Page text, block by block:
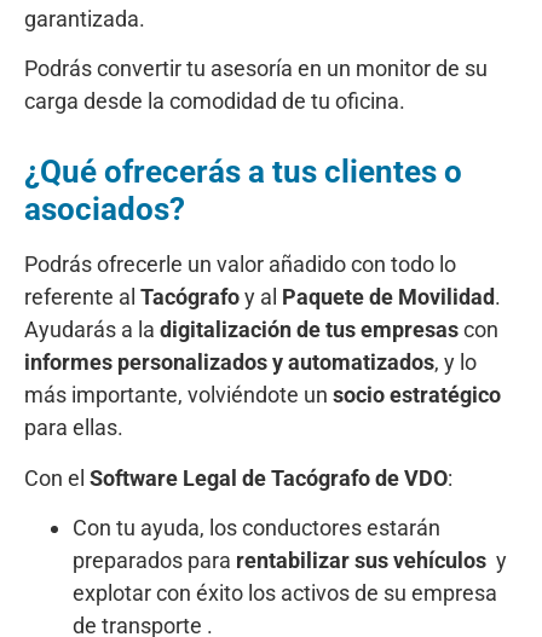
garantizada.
Podrás convertir tu asesoría en un monitor de su
carga desde la comodidad de tu oficina.
¿Qué ofrecerás a tus clientes o
asociados?
Podrás ofrecerle un valor añadido con todo lo
referente al Tacógrafoy al Paquete de Movilidad.
Ayudarás a la digitalización de tus empresascon
informes personalizados y automatizados, y lo
más importante, volviéndote un socio estratégico
para ellas.
Con el Software Legal de Tacógrafo de VDO:
Con tu ayuda, los conductores estarán
preparados para rentabilizar sus vehículos y
explotar con éxito los activos de su empresa
de transporte .